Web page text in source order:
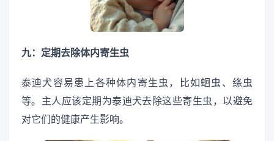
九：定期去除体内寄生虫
泰迪犬容易患上各种体内寄生虫，比如蛔虫、绦虫
等。主人应该定期为泰迪犬去除这些寄生虫，以避免
对它们的健康产生影响。